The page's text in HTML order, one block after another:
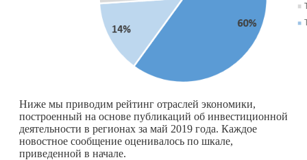
Ниже мы приводим рейтинг отраслей экономики,
построенный на основе публикаций об инвестиционной
деятельности в регионах за май 2019 года. Каждое
новостное сообщение оценивалось по шкале,
приведенной в начале.